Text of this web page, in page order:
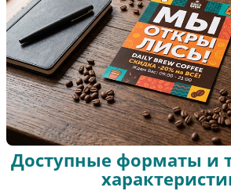
Доступные форматы и